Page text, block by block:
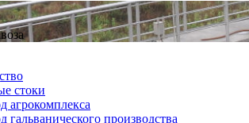
стоки
агрокомплекса
гальванического производства